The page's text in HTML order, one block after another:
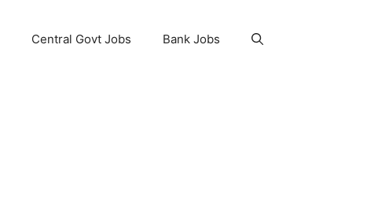
Central Govt Jobs Bank Jobs